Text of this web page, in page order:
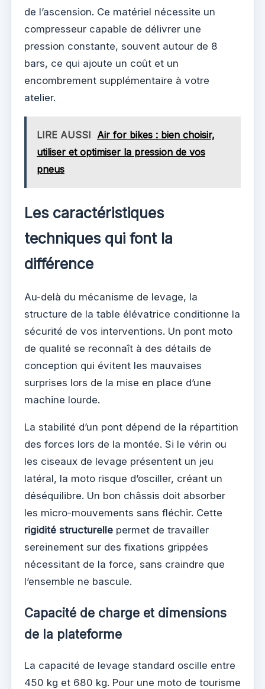
de l’ascension. Ce matériel nécessite un
compresseur capable de délivrer une
pression constante, souvent autour de 8
bars, ce qui ajoute un coût et un
encombrement supplémentaire à votre
atelier.
LIRE AUSSI Air for bikes : bien choisir,
utiliser et optimiser la pression de vos
pneus
Les caractéristiques
techniques qui font la
différence
Au-delà du mécanisme de levage, la
structure de la table élévatrice conditionne la
sécurité de vos interventions. Un pont moto
de qualité se reconnaît à des détails de
conception qui évitent les mauvaises
surprises lors de la mise en place d’une
machine lourde.
La stabilité d’un pont dépend de la répartition
des forces lors de la montée. Si le vérin ou
les ciseaux de levage présentent un jeu
latéral, la moto risque d’osciller, créant un
déséquilibre. Un bon châssis doit absorber
les micro-mouvements sans fléchir. Cette
rigidité structurelle permet de travailler
sereinement sur des fixations grippées
nécessitant de la force, sans craindre que
l’ensemble ne bascule.
Capacité de charge et dimensions
de la plateforme
La capacité de levage standard oscille entre
450 kg et 680 kg. Pour une moto de tourisme